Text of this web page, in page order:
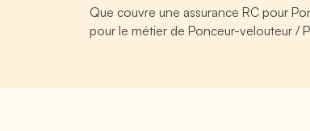
Que couvre une assurance RC pour
pour le métier de Ponceur-velouteur /